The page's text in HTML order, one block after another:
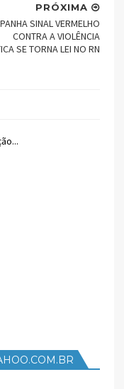
PRÓXIMA
SINAL VERMELHO
CONTRA A VIOLÊNCIA
SE TORNA LEI NO RN